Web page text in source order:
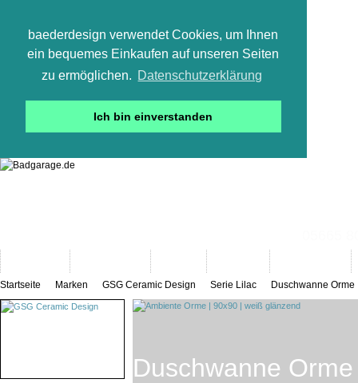
baederdesign verwendet Cookies, um Ihnen
ein bequemes Einkaufen auf unseren Seiten
zu ermöglichen. Datenschutzerklärung
Ich bin einverstanden
Startseite Marken GSG Ceramic Design Serie Lilac Duschwanne Orme
Duschwanne Orme